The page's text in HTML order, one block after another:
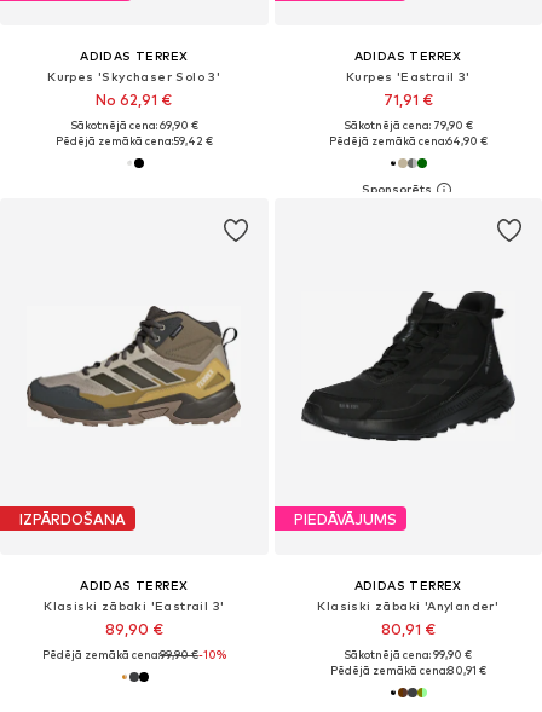
ADIDAS TERREX
Kurpes 'Skychaser Solo 3'
No 62,91 €
Sākotnējā cena: 69,90 €
Pēdējā zemākā cena:59,42 €
ADIDAS TERREX
Kurpes 'Eastrail 3'
71,91 €
Sākotnējā cena: 79,90 €
Pēdējā zemākā cena:64,90 €
IZPĀRDOŠANA
ADIDAS TERREX
Klasiski zābaki 'Eastrail 3'
89,90 €
Pēdējā zemākā cena:99,90 €-10%
PIEDĀVĀJUMS
ADIDAS TERREX
Klasiski zābaki 'Anylander'
80,91 €
Sākotnējā cena: 99,90 €
Pēdējā zemākā cena:80,91 €